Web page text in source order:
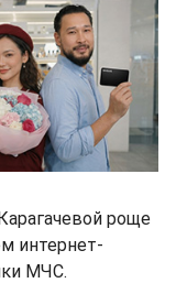
роще
интернет-
МЧС.